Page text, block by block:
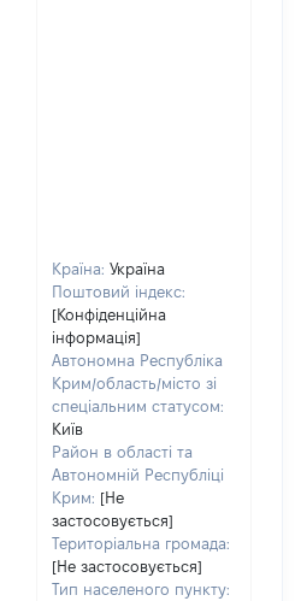
Країна: Україна
Поштовий індекс:
[Конфіденційна
інформація]
Автономна Республіка
Крим/область/місто зі
спеціальним статусом:
Київ
Район в області та
Автономній Республіці
Крим: [Не
застосовується]
Територіальна громада:
[Не застосовується]
Тип населеного пункту: